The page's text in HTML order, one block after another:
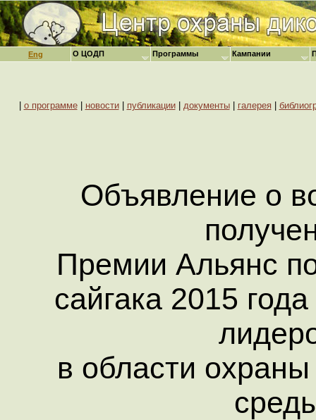
Eng
о программе| новости| публикации| документы| галерея|
Объявление о
Премии Альянс
сайгака 2015
в области
О ЦОДП Программы Кампании